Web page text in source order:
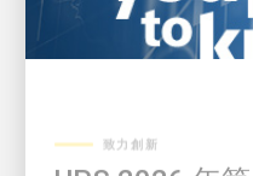
UPS 2026 年